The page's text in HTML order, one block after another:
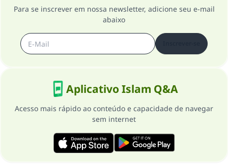
Para se inscrever em nossa newsletter, adicione seu e-mail
abaixo
Aplicativo Islam Q&A
Acesso mais rápido ao conteúdo e capacidade de navegar
sem internet